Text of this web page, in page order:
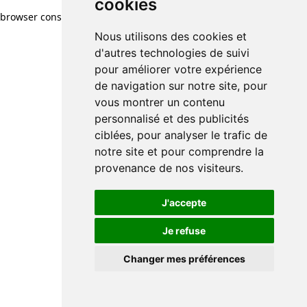
cookies
Nous utilisons des cookies et
d'autres technologies de suivi
pour améliorer votre expérience
de navigation sur notre site, pour
vous montrer un contenu
personnalisé et des publicités
ciblées, pour analyser le trafic de
notre site et pour comprendre la
provenance de nos visiteurs.
J'accepte
Je refuse
Changer mes préférences
browser console for more information)